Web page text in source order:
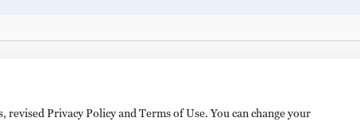
Privacy Policy and Terms of Use. You can change your